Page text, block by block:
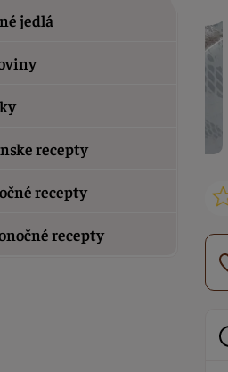
jedlá
recepty
recepty
recepty